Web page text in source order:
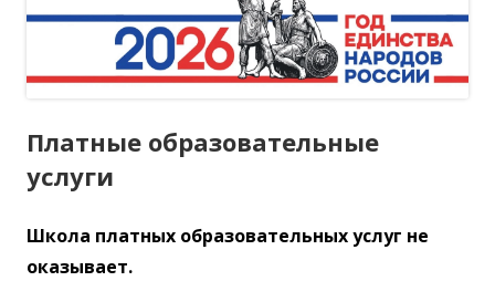
Платные образовательные
услуги
Школа платных образовательных услуг не
оказывает.